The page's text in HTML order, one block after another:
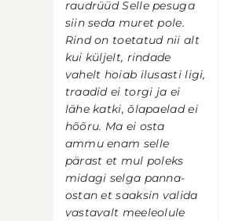
raudrüüd Selle pesuga
siin seda muret pole.
Rind on toetatud nii alt
kui küljelt, rindade
vahelt hoiab ilusasti ligi,
traadid ei torgi ja ei
lähe katki, õlapaelad ei
hõõru. Ma ei osta
ammu enam selle
pärast et mul poleks
midagi selga panna-
ostan et saaksin valida
vastavalt meeleolule